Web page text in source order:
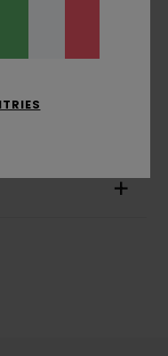
55% cotone,